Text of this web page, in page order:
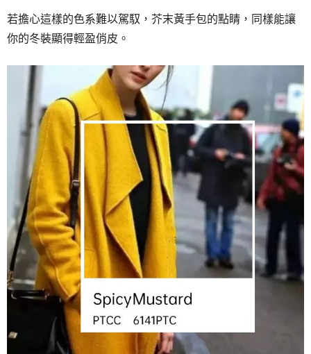
若擔心這樣的色系難以駕馭，芥末黃手包的點睛，同樣能讓
你的冬裝顯得輕盈俏皮。